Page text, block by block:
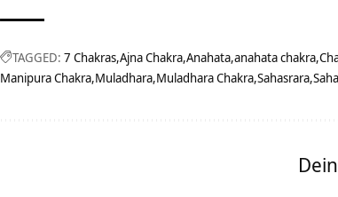
TAGGED: 7 Chakras Ajna Chakra Anahata anahata chakra
Manipura Chakra Muladhara Muladhara Chakra Sahasrara